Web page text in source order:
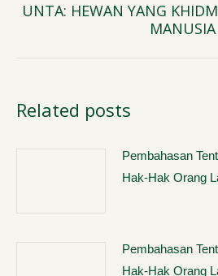
Next
UNTA: HEWAN YANG
MANUSIA
Related posts
Pembahasan
Hak-Hak Orang
Pembahasan
Hak-Hak Orang